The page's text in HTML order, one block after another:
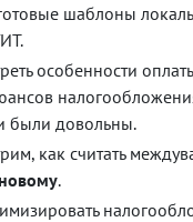
шаблоны
особенности
были довольны.
как считать
.